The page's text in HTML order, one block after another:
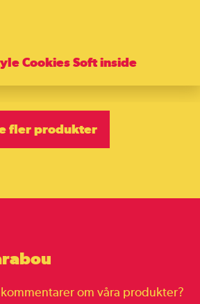
Cookies Soft inside
fler produkter
om våra produkter?